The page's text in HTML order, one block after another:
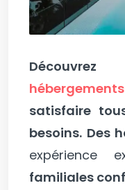
hébergements
satisfaire
besoins. Des
expérience
familiales